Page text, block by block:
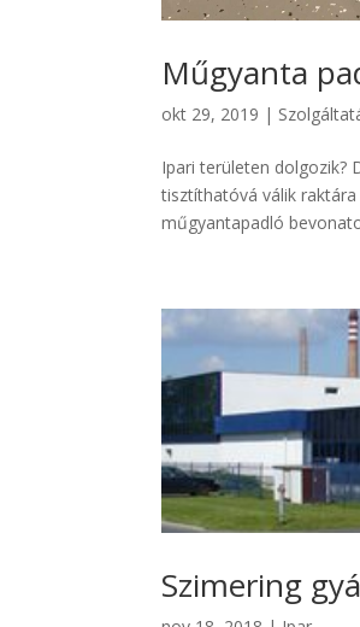
Műgyanta
okt 29, 2019 |
Ipari területen dolgozik?
tisztíthatóvá válik
műgyantapadló
Szimering